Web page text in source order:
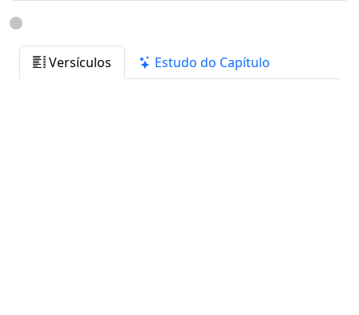
Versículos Estudo do Capítulo